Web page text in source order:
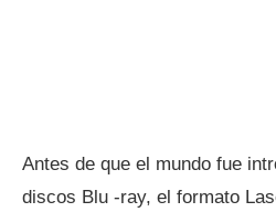
Antes de que el mundo fue
discos Blu -ray, el formato